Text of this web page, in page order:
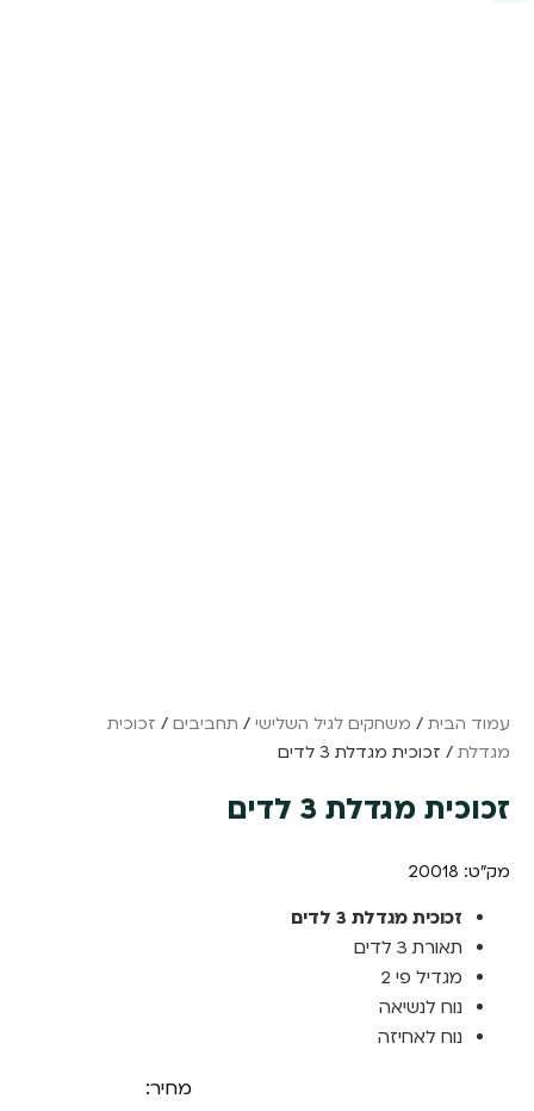
עמוד הבית / משחקים לגיל השלישי / תחביבים / זכוכית
מגדלת / זכוכית מגדלת 3 לדים
זכוכית מגדלת 3 לדים
מק"ט: 20018
זכוכית מגדלת 3 לדים
תאורת 3 לדים
מגדיל פי 2
נוח לנשיאה
נוח לאחיזה
מחיר: